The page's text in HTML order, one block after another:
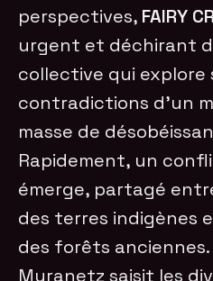
perspectives, FAIRY
urgent et déchirant
collective qui explore
contradictions d’un
masse de
Rapidement, un
émerge, partagé
des terres indigènes
des forêts
Muranetz saisit les